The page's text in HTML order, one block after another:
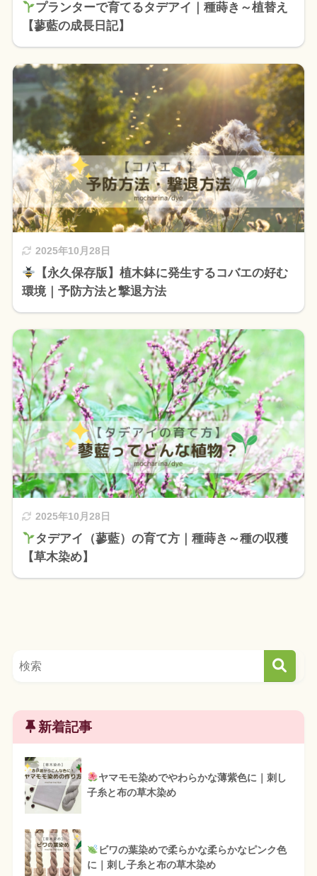
プランターで育てるタデアイ｜種蒔き～植替え
【蓼藍の成長日記】
2025年10月28日
【永久保存版】植木鉢に発生するコバエの好む
環境｜予防方法と撃退方法
2025年10月28日
タデアイ（蓼藍）の育て方｜種蒔き～種の収穫
【草木染め】
新着記事
ヤマモモ染めでやわらかな薄紫色に｜刺し
子糸と布の草木染め
ビワの葉染めで柔らかな柔らかなピンク色
に｜刺し子糸と布の草木染め